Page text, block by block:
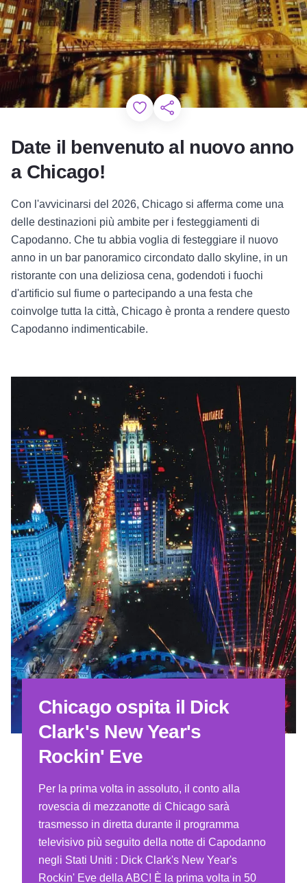
Add to Favorites
Condividi questa pagina
Date il benvenuto al nuovo anno
a Chicago!
Con l'avvicinarsi del 2026, Chicago si afferma come una
delle destinazioni più ambite per i festeggiamenti di
Capodanno. Che tu abbia voglia di festeggiare il nuovo
anno in un bar panoramico circondato dallo skyline, in un
ristorante con una deliziosa cena, godendoti i fuochi
d'artificio sul fiume o partecipando a una festa che
coinvolge tutta la città, Chicago è pronta a rendere questo
Capodanno indimenticabile.
Chicago ospita il Dick
Clark's New Year's
Rockin' Eve
Per la prima volta in assoluto, il conto alla
rovescia di mezzanotte di Chicago sarà
trasmesso in diretta durante il programma
televisivo più seguito della notte di Capodanno
negli Stati Uniti : Dick Clark's New Year's
Rockin' Eve della ABC! È la prima volta in 50